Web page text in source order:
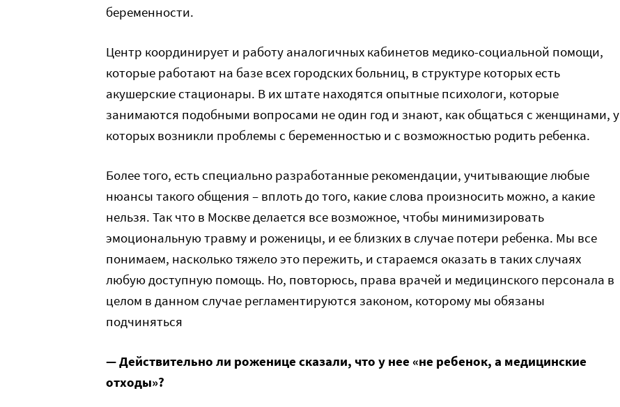
беременности.
Центр координирует и работу аналогичных кабинетов медико-социальной помощи,
которые работают на базе всех городских больниц, в структуре которых есть
акушерские стационары. В их штате находятся опытные психологи, которые
занимаются подобными вопросами не один год и знают, как общаться с женщинами, у
которых возникли проблемы с беременностью и с возможностью родить ребенка.
Более того, есть специально разработанные рекомендации, учитывающие любые
нюансы такого общения – вплоть до того, какие слова произносить можно, а какие
нельзя. Так что в Москве делается все возможное, чтобы минимизировать
эмоциональную травму и роженицы, и ее близких в случае потери ребенка. Мы все
понимаем, насколько тяжело это пережить, и стараемся оказать в таких случаях
любую доступную помощь. Но, повторюсь, права врачей и медицинского персонала в
целом в данном случае регламентируются законом, которому мы обязаны
подчиняться
— Действительно ли роженице сказали, что у нее «не ребенок, а медицинские
отходы»?